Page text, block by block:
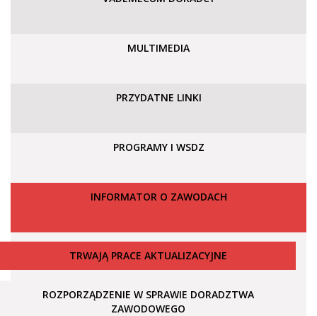
MULTIMEDIA
PRZYDATNE LINKI
PROGRAMY I WSDZ
INFORMATOR O ZAWODACH
TRWAJĄ PRACE AKTUALIZACYJNE
ROZPORZĄDZENIE W SPRAWIE DORADZTWA
ZAWODOWEGO